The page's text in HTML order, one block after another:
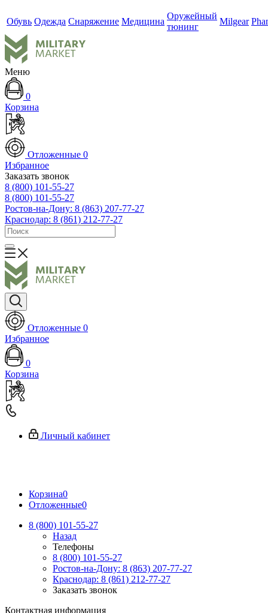
Обувь Одежда Снаряжение Медицина
Оружейный
тюнинг
Milgear
Меню
0
Корзина
Отложенные 0
Избранное
Заказать звонок
8 (800) 101-55-27
8 (800) 101-55-27
Ростов-на-Дону: 8 (863) 207-77-27
Краснодар: 8 (861) 212-77-27
Отложенные 0
Избранное
0
Корзина
Личный кабинет
Корзина0
Отложенные0
8 (800) 101-55-27
Назад
Телефоны
8 (800) 101-55-27
Ростов-на-Дону: 8 (863) 207-77-27
Краснодар: 8 (861) 212-77-27
Заказать звонок
Контактная информация